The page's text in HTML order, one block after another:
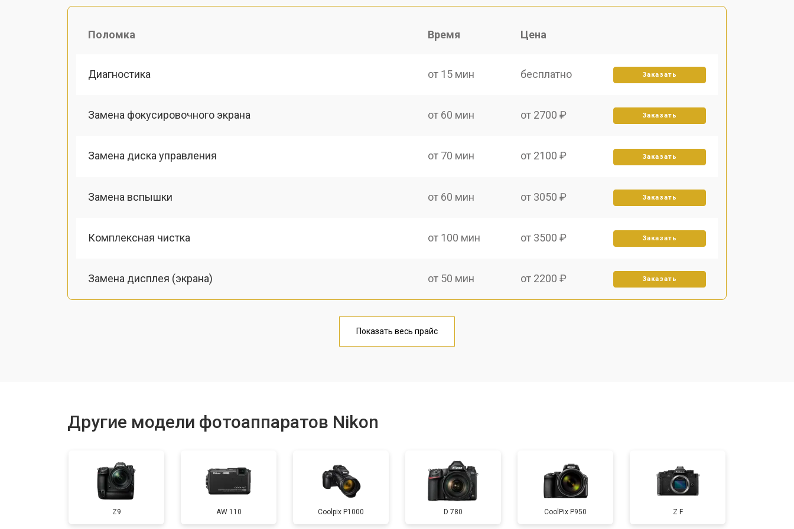
Поломка Время Цена
Диагностика от 15 мин бесплатно Заказать
Замена фокусировочного экрана от 60 мин от 2700 ₽ Заказать
Замена диска управления от 70 мин от 2100 ₽ Заказать
Замена вспышки от 60 мин от 3050 ₽ Заказать
Комплексная чистка от 100 мин от 3500 ₽ Заказать
Замена дисплея (экрана) от 50 мин от 2200 ₽ Заказать
от 80 мин
Замена затвора от 80 мин от 2300 ₽ Заказать
Замена CCD/CMOS матрицы от 70 мин от 4300 ₽ Заказать
Показать весь прайс
Другие модели фотоаппаратов Nikon
Z9 AW 110 Coolpix P1000 D 780 CoolPix P950 Z F